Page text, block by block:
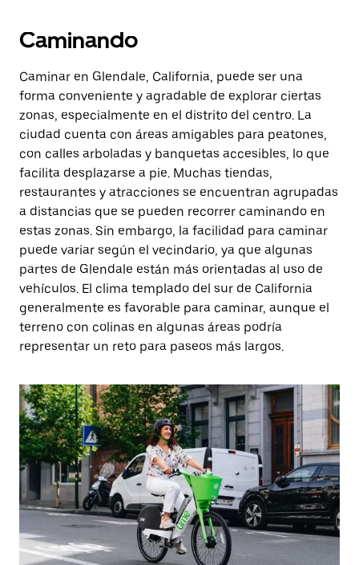
Caminando
Caminar en Glendale, California, puede ser una
forma conveniente y agradable de explorar ciertas
zonas, especialmente en el distrito del centro. La
ciudad cuenta con áreas amigables para peatones,
con calles arboladas y banquetas accesibles, lo que
facilita desplazarse a pie. Muchas tiendas,
restaurantes y atracciones se encuentran agrupadas
a distancias que se pueden recorrer caminando en
estas zonas. Sin embargo, la facilidad para caminar
puede variar según el vecindario, ya que algunas
partes de Glendale están más orientadas al uso de
vehículos. El clima templado del sur de California
generalmente es favorable para caminar, aunque el
terreno con colinas en algunas áreas podría
representar un reto para paseos más largos.